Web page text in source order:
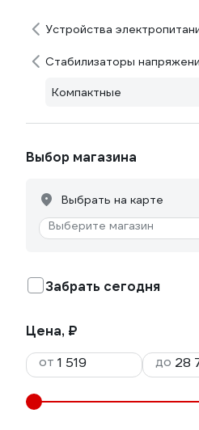
Устройства
Стабилизаторы
Компактные
Выбор магазина
Выбрать на карте
Выберите магазин
Забрать сегодня
Цена, ₽
от
до